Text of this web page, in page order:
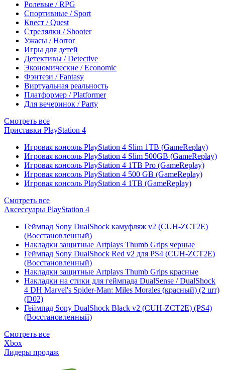
Ролевые / RPG
Спортивные / Sport
Квест / Quest
Стрелялки / Shooter
Ужасы / Horror
Игры для детей
Детективы / Detective
Экономические / Economic
Фэнтези / Fantasy
Виртуальная реальность
Платформер / Platformer
Для вечеринок / Party
Смотреть все
Приставки PlayStation 4
Игровая консоль PlayStation 4 Slim 1TB (GameReplay)
Игровая консоль PlayStation 4 Slim 500GB (GameReplay)
Игровая консоль PlayStation 4 1TB Pro (GameReplay)
Игровая консоль PlayStation 4 500 GB (GameReplay)
Игровая консоль PlayStation 4 1TB (GameReplay)
Смотреть все
Аксессуары PlayStation 4
Геймпад Sony DualShock камуфляж v2 (CUH-ZCT2E)
(Восстановленный)
Накладки защитные Artplays Thumb Grips черные
Геймпад Sony DualShock Red v2 для PS4 (CUH-ZCT2E)
(Восстановленный)
Накладки защитные Artplays Thumb Grips красные
Накладки на стики для геймпада DualSense / DualShock
4 DH Marvel's Spider-Man: Miles Morales (красный) (2 шт)
(D02)
Геймпад Sony DualShock Black v2 (CUH-ZCT2E) (PS4)
(Восстановленный)
Смотреть все
Xbox
Лидеры продаж